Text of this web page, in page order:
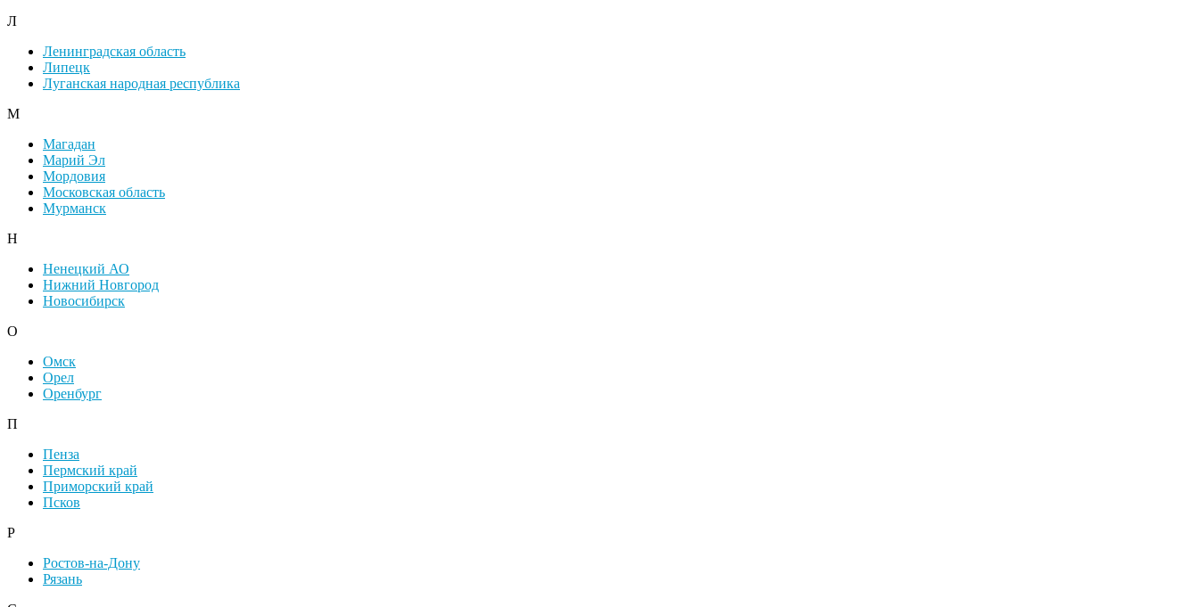
Л
Ленинградская область
Липецк
Луганская народная республика
М
Магадан
Марий Эл
Мордовия
Московская область
Мурманск
Н
Ненецкий АО
Нижний Новгород
Новосибирск
О
Омск
Орел
Оренбург
П
Пенза
Пермский край
Приморский край
Псков
Р
Ростов-на-Дону
Рязань